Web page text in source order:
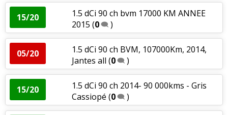
15/20
1.5 dCi 90 ch bvm 17000 KM ANNEE
2015 (0 )
05/20
1.5 dCi 90 ch BVM, 107000Km, 2014,
Jantes all (0 )
15/20
1.5 dCi 90 ch 2014- 90 000kms - Gris
Cassiopé (0 )